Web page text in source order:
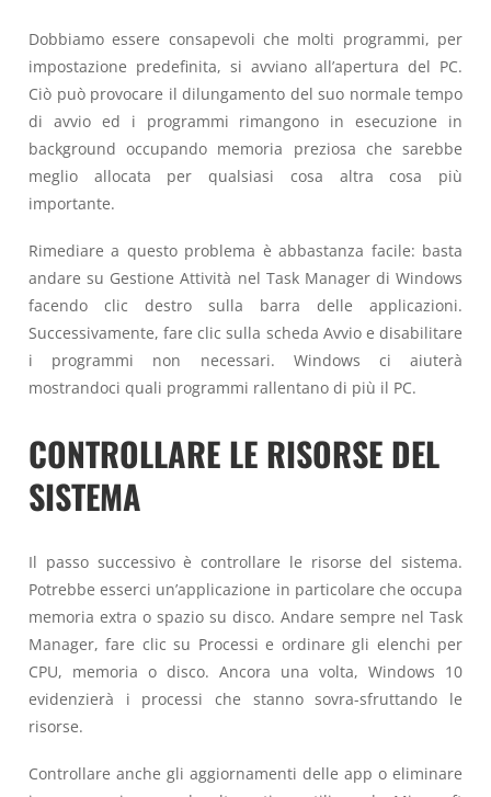
Dobbiamo essere consapevoli che molti programmi, per
impostazione predefinita, si avviano all’apertura del PC.
Ciò può provocare il dilungamento del suo normale tempo
di avvio ed i programmi rimangono in esecuzione in
background occupando memoria preziosa che sarebbe
meglio allocata per qualsiasi cosa altra cosa più
importante.
Rimediare a questo problema è abbastanza facile: basta
andare su Gestione Attività nel Task Manager di Windows
facendo clic destro sulla barra delle applicazioni.
Successivamente, fare clic sulla scheda Avvio e disabilitare
i programmi non necessari. Windows ci aiuterà
mostrandoci quali programmi rallentano di più il PC.
CONTROLLARE LE RISORSE DEL
SISTEMA
Il passo successivo è controllare le risorse del sistema.
Potrebbe esserci un’applicazione in particolare che occupa
memoria extra o spazio su disco. Andare sempre nel Task
Manager, fare clic su Processi e ordinare gli elenchi per
CPU, memoria o disco. Ancora una volta, Windows 10
evidenzierà i processi che stanno sovra-sfruttando le
risorse.
Controllare anche gli aggiornamenti delle app o eliminare